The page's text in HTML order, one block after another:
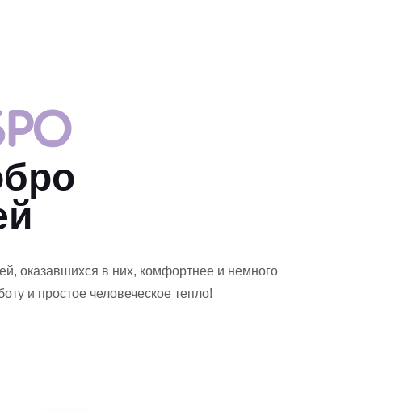
оказавшихся в них, комфортнее и немного
и простое человеческое тепло!